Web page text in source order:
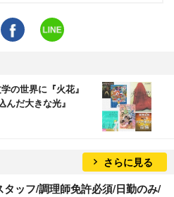
の世界に『火花』
だ大きな光』
さらに見る
タッフ/調理師免許必須/日勤のみ/